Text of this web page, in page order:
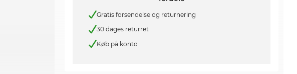
Gratis forsendelse og returnering
30 dages returret
Køb på konto